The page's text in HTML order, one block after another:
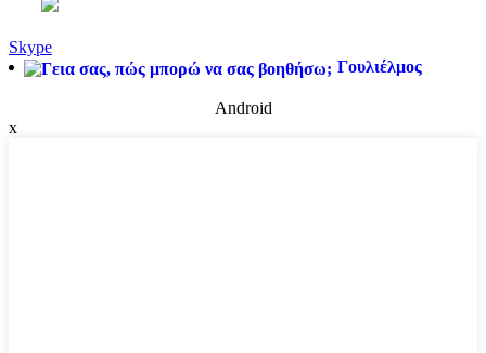
Skype
Γουλιέλμος
Android
x